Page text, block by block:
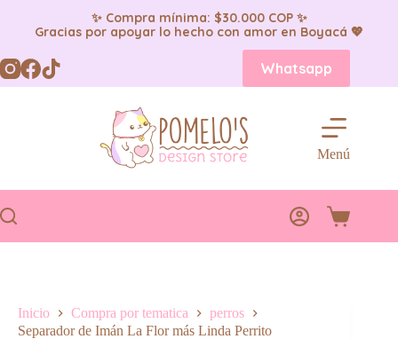
✨ Compra mínima: $30.000 COP ✨
Gracias por apoyar lo hecho con amor en Boyacá 💖
Saltar
al
contenido
Whatsapp
Menú
Carro
Inicio Compra por tematica
perros
Separador de Imán La Flor más Linda Perrito